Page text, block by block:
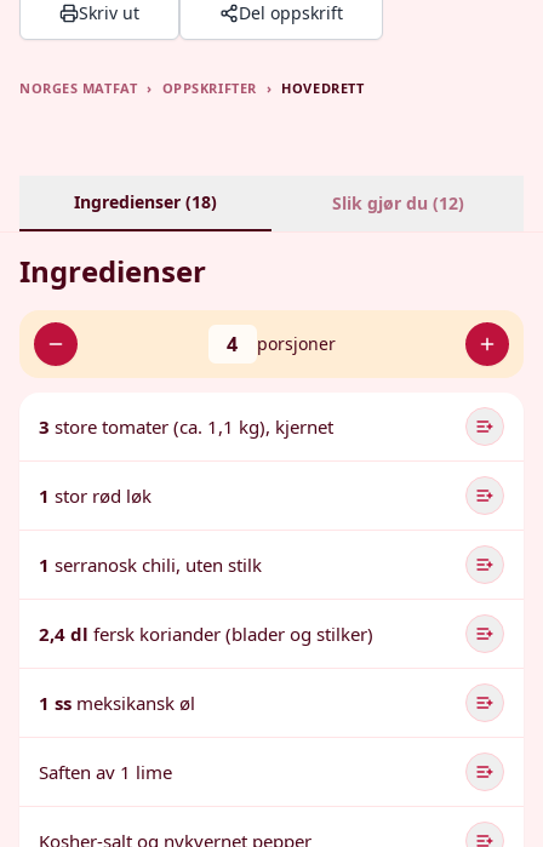
Skriv ut Del oppskrift
NORGES MATFAT › OPPSKRIFTER › HOVEDRETT
Ingredienser (18) Slik gjør du (12)
Ingredienser
4 porsjoner
3 store tomater (ca. 1,1 kg), kjernet
1 stor rød løk
1 serranosk chili, uten stilk
2,4 dl fersk koriander (blader og stilker)
1 ss meksikansk øl
Saften av 1 lime
Kosher-salt og nykvernet pepper